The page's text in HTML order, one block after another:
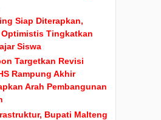
Siap Diterapkan,
Optimistis Tingkatkan
Siswa
Targetkan Revisi
Rampung Akhir
Arah Pembangunan
Bupati Malteng